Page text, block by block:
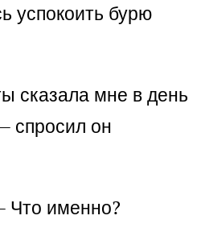
успокоить бурю
сказала мне в день
спросил он
Что именно?